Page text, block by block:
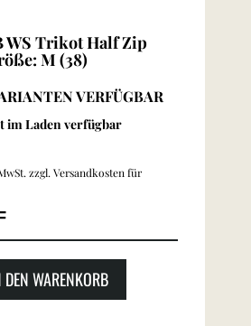
WS Trikot Half Zip
M (38)
VERFÜGBAR
im Laden verfügbar
zzgl.Versandkosten für
DEN WARENKORB